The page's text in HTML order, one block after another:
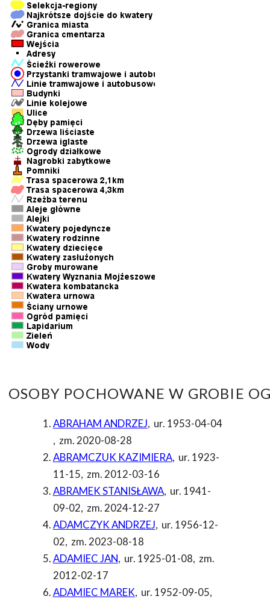
OSOBY POCHOWANE W GROBIE
ABRAHAM ANDRZEJ, ur. 1953-04-04
, zm. 2020-08-28
ABRAMCZUK KAZIMIERA, ur. 1923-
11-15, zm. 2012-03-16
ABRAMEK STANISŁAWA, ur. 1941-
09-02, zm. 2024-12-27
ADAMCZYK ANDRZEJ, ur. 1956-12-
02, zm. 2023-08-18
ADAMIEC JAN, ur. 1925-01-08, zm.
2012-02-17
ADAMIEC MAREK, ur. 1952-09-05,